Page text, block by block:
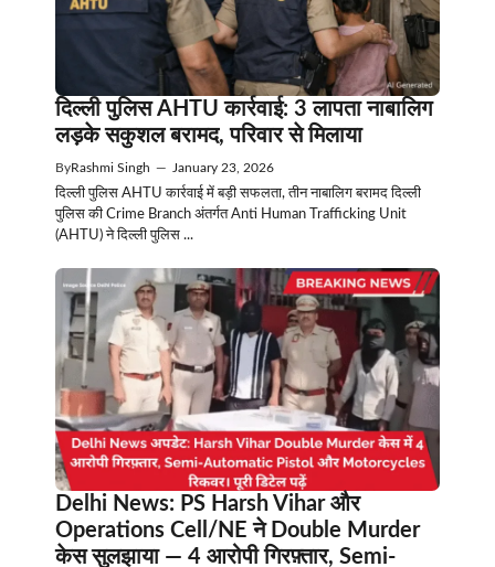
दिल्ली पुलिस AHTU कार्रवाई: 3 लापता नाबालिग
लड़के सकुशल बरामद, परिवार से मिलाया
ByRashmi Singh — January 23, 2026
दिल्ली पुलिस AHTU कार्रवाई में बड़ी सफलता, तीन नाबालिग बरामद दिल्ली
पुलिस की Crime Branch अंतर्गत Anti Human Trafficking Unit
(AHTU) ने दिल्ली पुलिस ...
Delhi News: PS Harsh Vihar और
Operations Cell/NE ने Double Murder
केस सुलझाया — 4 आरोपी गिरफ़्तार, Semi-